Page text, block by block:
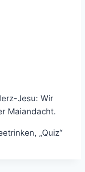
Jesu: Wir
Maiandacht.
„Quiz“